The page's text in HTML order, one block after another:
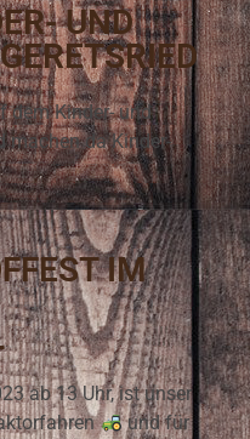
UND
dem Kinder- und
machen da Kinder-
IM
ab 13 Uhr, ist unser
und für